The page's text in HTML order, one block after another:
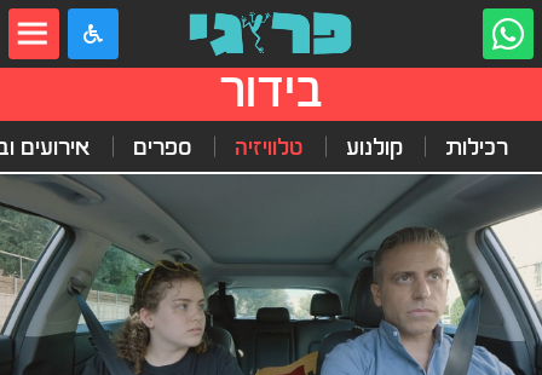
בידור
רכילות קולנוע טלוויזיה ספרים אירועים